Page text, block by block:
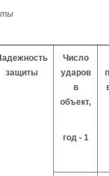
защиты
Число
ударов
в
объект,
год - 1